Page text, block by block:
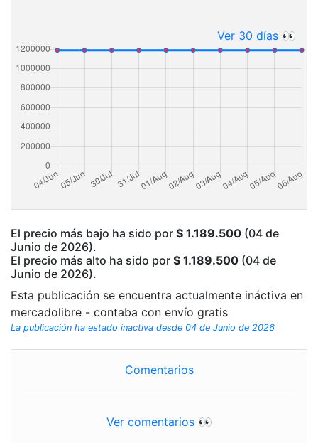
Ver 30 días 👀
El precio más bajo ha sido por $ 1.189.500 (04 de
Junio de 2026).
El precio más alto ha sido por $ 1.189.500 (04 de
Junio de 2026).
Esta publicación se encuentra actualmente ináctiva en
mercadolibre - contaba con envío gratis
La publicación ha estado inactiva desde 04 de Junio de 2026
Comentarios
Ver comentarios 👀